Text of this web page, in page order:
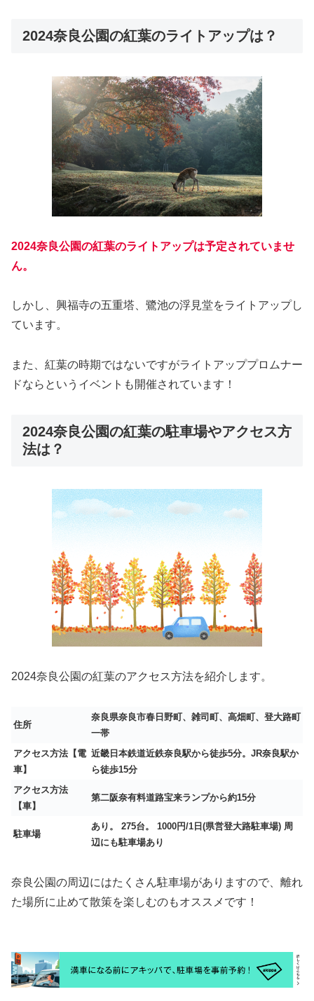
2024奈良公園の紅葉のライトアップは？
2024奈良公園の紅葉のライトアップは予定されていませ
ん。
しかし、興福寺の五重塔、鷺池の浮見堂をライトアップし
ています。
また、紅葉の時期ではないですがライトアッププロムナー
ドならというイベントも開催されています！
2024奈良公園の紅葉の駐車場やアクセス方
法は？
2024奈良公園の紅葉のアクセス方法を紹介します。
住所
奈良県奈良市春日野町、雑司町、高畑町、登大路町
一帯
アクセス方法【電
車】
近畿日本鉄道近鉄奈良駅から徒歩5分。JR奈良駅か
ら徒歩15分
アクセス方法
【車】
第二阪奈有料道路宝来ランプから約15分
駐車場
あり。 275台。 1000円/1日(県営登大路駐車場) 周
辺にも駐車場あり
奈良公園の周辺にはたくさん駐車場がありますので、離れ
た場所に止めて散策を楽しむのもオススメです！